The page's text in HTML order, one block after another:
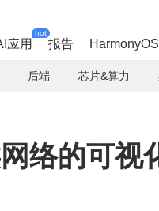
应用
hot
报告 HarmonyOS
后端 芯片&算力
络的可视